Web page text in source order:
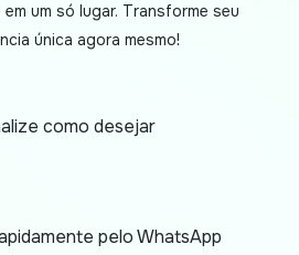
um só lugar. Transforme seu
única agora mesmo!
como desejar
pelo WhatsApp